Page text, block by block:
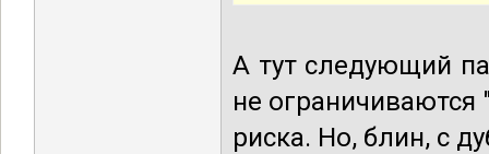
А тут следующий
не ограничиваются
риска. Но, блин, с